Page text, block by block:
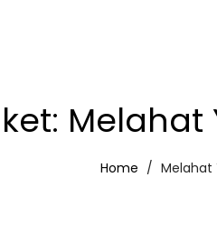
Melahat
Home Melahat